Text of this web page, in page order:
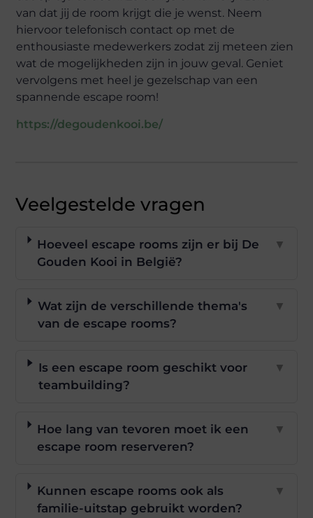
van dat jij de room krijgt die je wenst. Neem
hiervoor telefonisch contact op met de
enthousiaste medewerkers zodat zij meteen zien
wat de mogelijkheden zijn in jouw geval. Geniet
vervolgens met heel je gezelschap van een
spannende escape room!
https://degoudenkooi.be/
Veelgestelde vragen
Hoeveel escape rooms zijn er bij De
Gouden Kooi in België?
▼
Wat zijn de verschillende thema's
van de escape rooms?
▼
Is een escape room geschikt voor
teambuilding?
▼
Hoe lang van tevoren moet ik een
escape room reserveren?
▼
Kunnen escape rooms ook als
familie-uitstap gebruikt worden?
▼